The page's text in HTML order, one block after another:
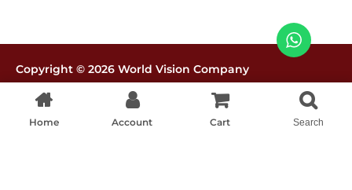
Copyright © 2026 World Vision Company
Políticas de tratamiento de datos
Home Account Cart Search